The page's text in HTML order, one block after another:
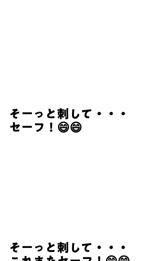
そーっと刺して・・・
セーフ！😄😄
そーっと刺して・・・